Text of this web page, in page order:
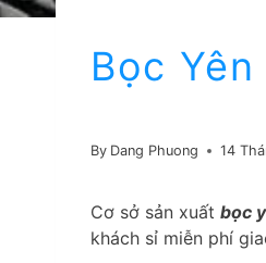
Bọc
By Dang Phuong 14
Cơ sở sản xuất bọc
khách sỉ miễn phí